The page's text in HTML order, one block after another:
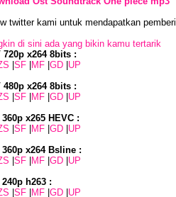
twitter kami untuk mendapatkan
di sini ada yang bikin kamu tertarik
720p x264 8bits :
SF MF GD UP
480p x264 8bits :
SF MF GD UP
360p x265 HEVC :
SF MF GD UP
360p x264 Bsline :
SF MF GD UP
240p h263 :
SF MF GD UP